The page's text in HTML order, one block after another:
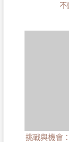
不
挑戰與機會